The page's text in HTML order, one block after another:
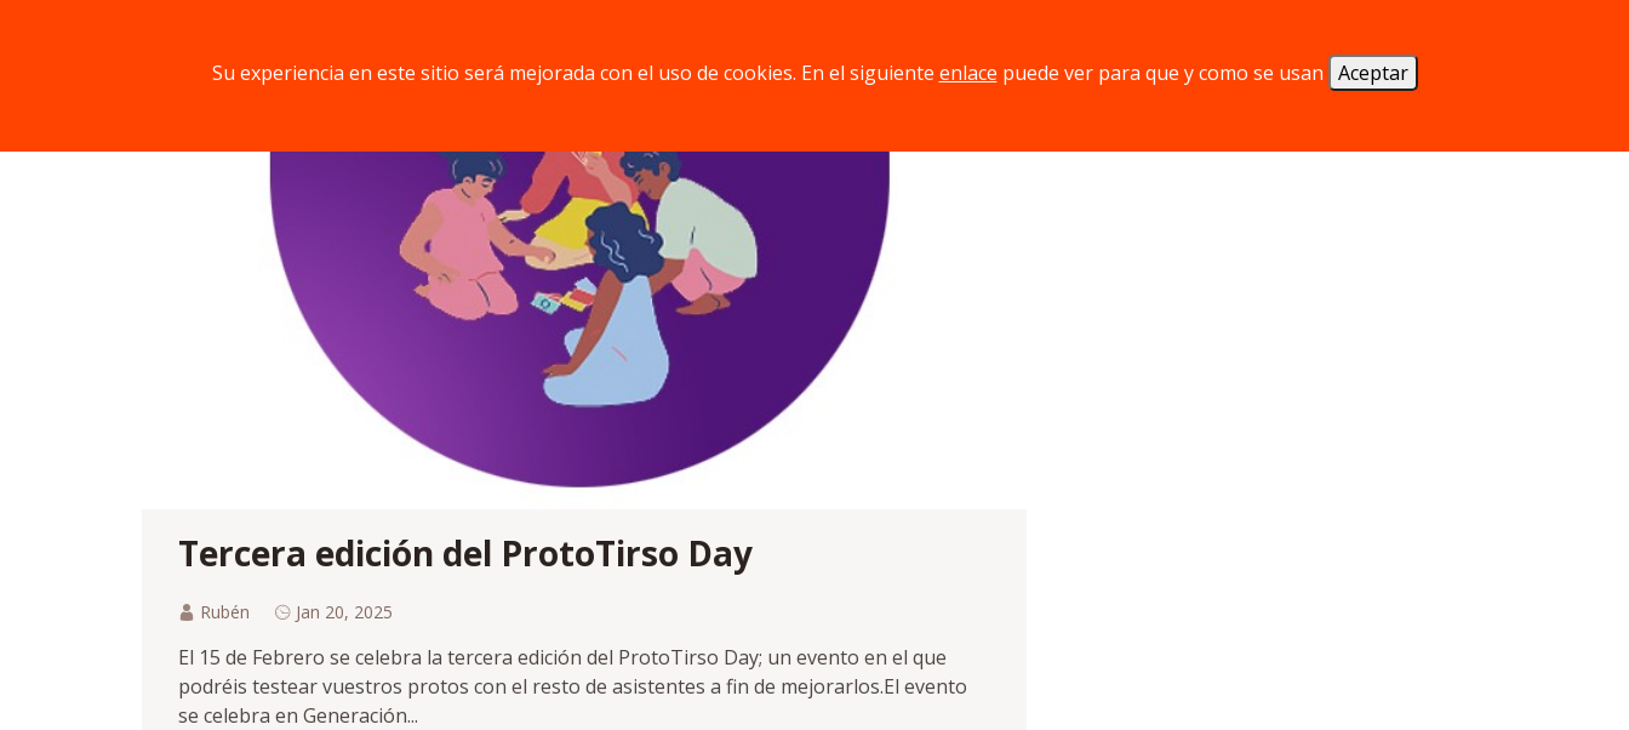
Tercera edición del ProtoTirso Day
Rubén Jan 20, 2025
El 15 de Febrero se celebra la tercera edición del ProtoTirso Day; un evento en el que
podréis testear vuestros protos con el resto de asistentes a fin de mejorarlos.El evento
se celebra en Generación...
Su experiencia en este sitio será mejorada con el uso de cookies. En el siguiente enlace puede ver para que y como se usan Aceptar